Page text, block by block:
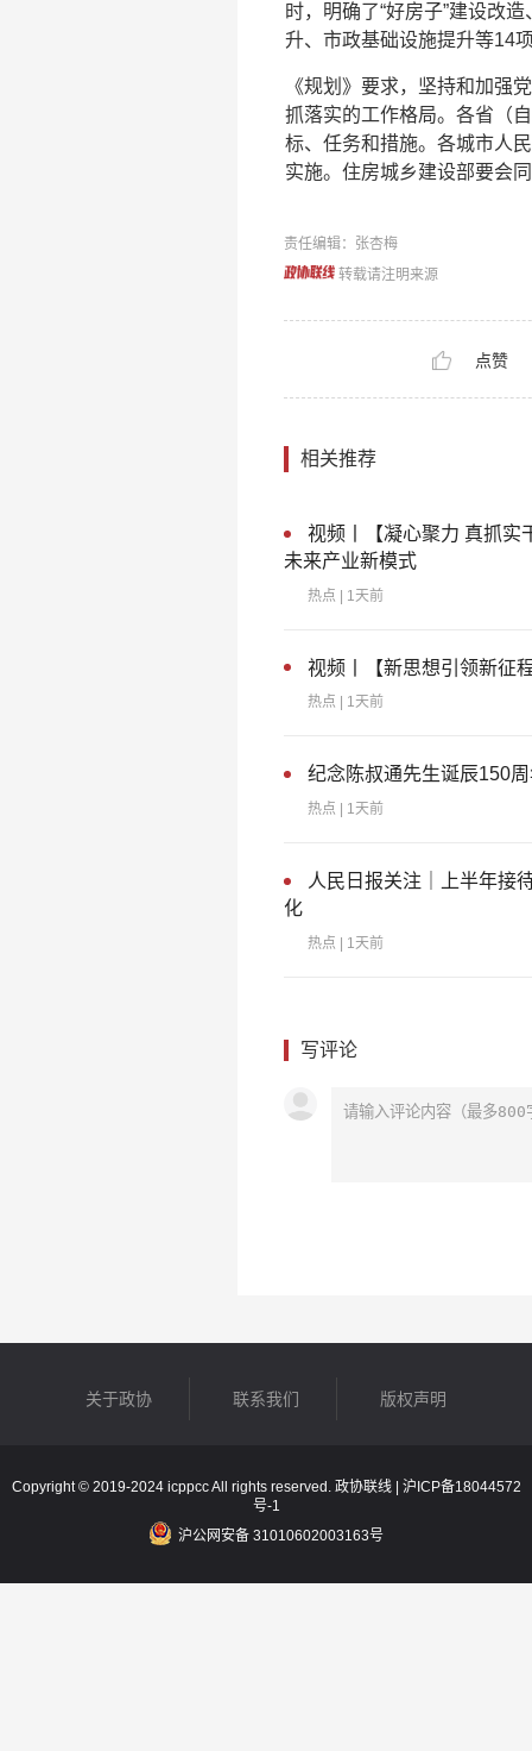
时，明确了“好房子”建设改
升、市政基础设施提升等14
《规划》要求，坚持和加强
抓落实的工作格局。各省（
标、任务和措施。各城市人
实施。住房城乡建设部要会
责任编辑：张杏梅
转载请注明来源
点赞
相关推荐
视频丨【凝心聚力 真抓实
未来产业新模式
热点 | 1天前
视频丨【新思想引领新征
热点 | 1天前
纪念陈叔通先生诞辰150
热点 | 1天前
人民日报关注｜上半年接
化
热点 | 1天前
写评论
关于政协 联系我们 版权声明
Copyright © 2019-2024 icppcc All rights reserved. 政协联线 | 沪ICP备18044572
号-1
沪公网安备 31010602003163号